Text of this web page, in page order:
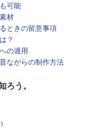
可能
材
ときの留意事項
？
の適用
ながらの制作方法
ろう。